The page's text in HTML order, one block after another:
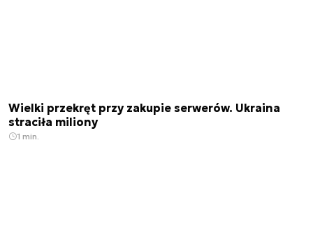
Wielki przekręt przy zakupie serwerów. Ukraina
straciła miliony
1 min.